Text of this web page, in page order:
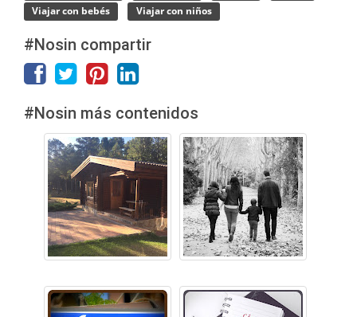
Viajar con bebés Viajar con niños
#Nosin compartir
#Nosin más contenidos